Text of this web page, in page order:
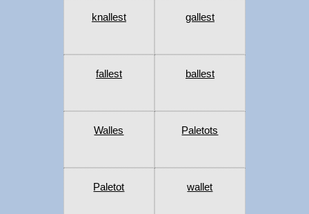
knallest gallest
fallest ballest
Walles Paletots
Paletot wallet